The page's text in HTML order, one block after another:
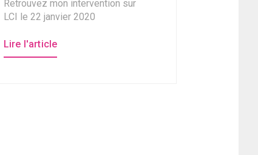
Retrouvez mon intervention sur
LCI le 22 janvier 2020
Lire l'article